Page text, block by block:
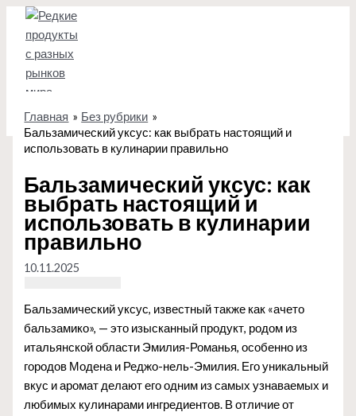
Перейти
содержимому
Главная
Без рубрики
Бальзамический уксус: как выбрать настоящий и
использовать в кулинарии правильно
Бальзамический уксус: как
выбрать настоящий и
использовать в кулинарии
правильно
10.11.2025
Бальзамический уксус, известный также как «ачето
бальзамико», — это изысканный продукт, родом из
итальянской области Эмилия-Романья, особенно из
городов Модена и Реджо-нель-Эмилия. Его уникальный
вкус и аромат делают его одним из самых узнаваемых и
любимых кулинарами ингредиентов. В отличие от